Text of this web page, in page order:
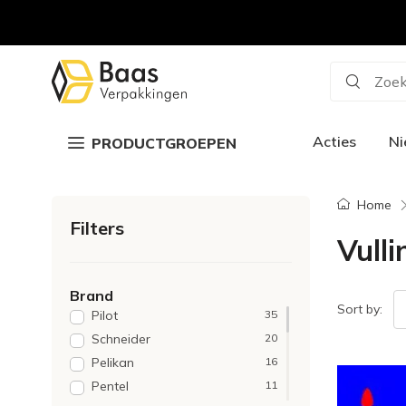
PRODUCTGROEPEN Acties
Filters
Brand
Pilot 35
Schneider 20
Pelikan 16
Pentel 11
Home
Sort by: